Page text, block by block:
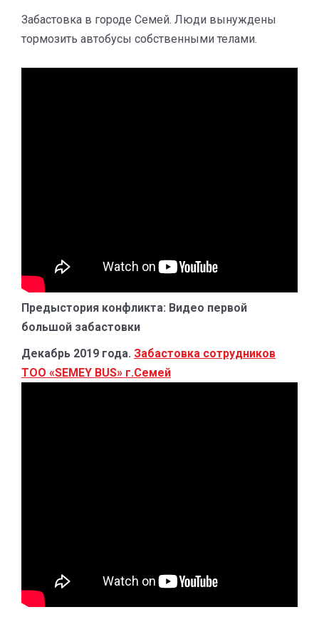
Забастовка в городе Семей. Люди вынуждены
тормозить автобусы собственными телами.
Предыстория конфликта: Видео первой
большой забастовки
Декабрь 2019 года. Забастовка сотрудников
ТОО «SEMEY BUS» г.Семей